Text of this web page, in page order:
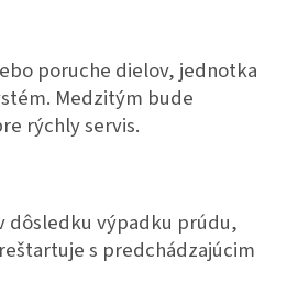
poruche dielov, jednotka
Medzitým bude
rýchly servis.
dôsledku výpadku prúdu,
s predchádzajúcim